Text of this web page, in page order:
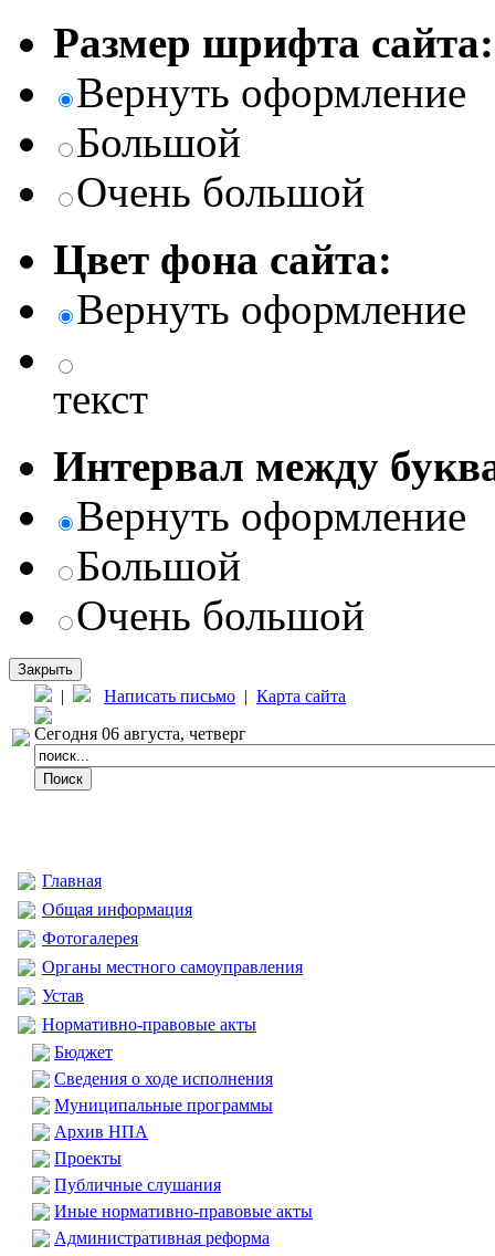
Размер шрифта сайта:
Вернуть оформление
Большой
Очень большой
Цвет фона сайта:
Вернуть оформление
текст
Интервал между
Вернуть оформление
Большой
Очень большой
Закрыть
| Написать письмо | Карта сайта
Сегодня 06 августа, четверг
Главная
Общая информация
Фотогалерея
Органы местного самоуправления
Устав
Нормативно-правовые акты
Бюджет
Сведения о ходе исполнения
Муниципальные программы
Архив НПА
Проекты
Публичные слушания
Иные нормативно-правовые акты
Административная реформа